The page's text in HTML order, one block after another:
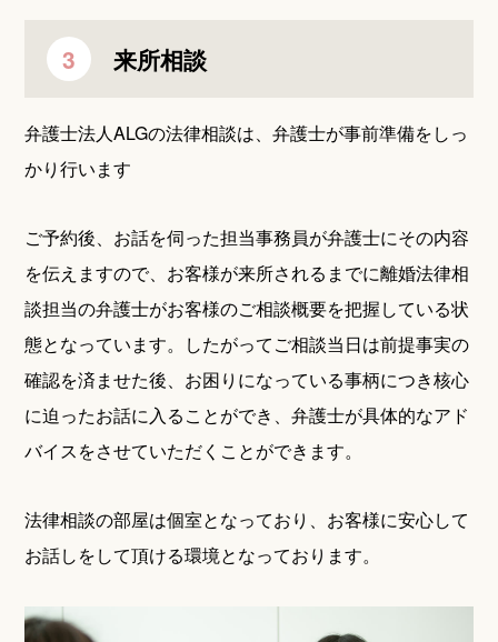
来所相談
弁護士法人ALGの法律相談は、弁護士が事前準備をしっ
かり行います
ご予約後、お話を伺った担当事務員が弁護士にその内容
を伝えますので、お客様が来所されるまでに離婚法律相
談担当の弁護士がお客様のご相談概要を把握している状
態となっています。
したがってご相談当日は前提事実の
確認を済ませた後、お困りになっている事柄につき核心
に迫ったお話に入ることができ、弁護士が具体的なアド
バイスをさせていただくことができます。
法律相談の部屋は個室となっており、お客様に安心して
お話しをして頂ける環境となっております。